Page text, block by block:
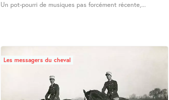
Un pot-pourri de musiques pas forcément récente,...
Les messagers du cheval